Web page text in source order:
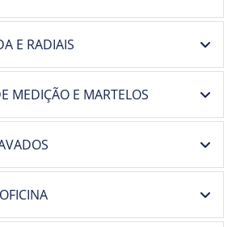
E RADIAIS
MEDIÇÃO E MARTELOS